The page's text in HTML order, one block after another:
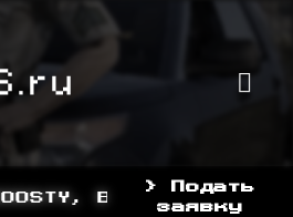
BOOSTY.TO/YDDY
> Подать
заявку